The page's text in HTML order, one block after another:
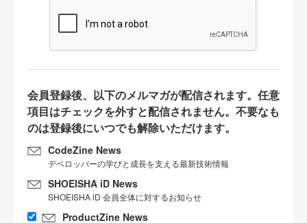
会員登録後、以下のメルマガが配信されます。任意
項目はチェックを外すと配信されません。不要なも
のは登録後にいつでも解除いただけます。
CodeZine News
デベロッパーの学びと成長を支える最新技術情報
SHOEISHA iD News
SHOEISHA iD 会員全体に対するお知らせ
ProductZine News